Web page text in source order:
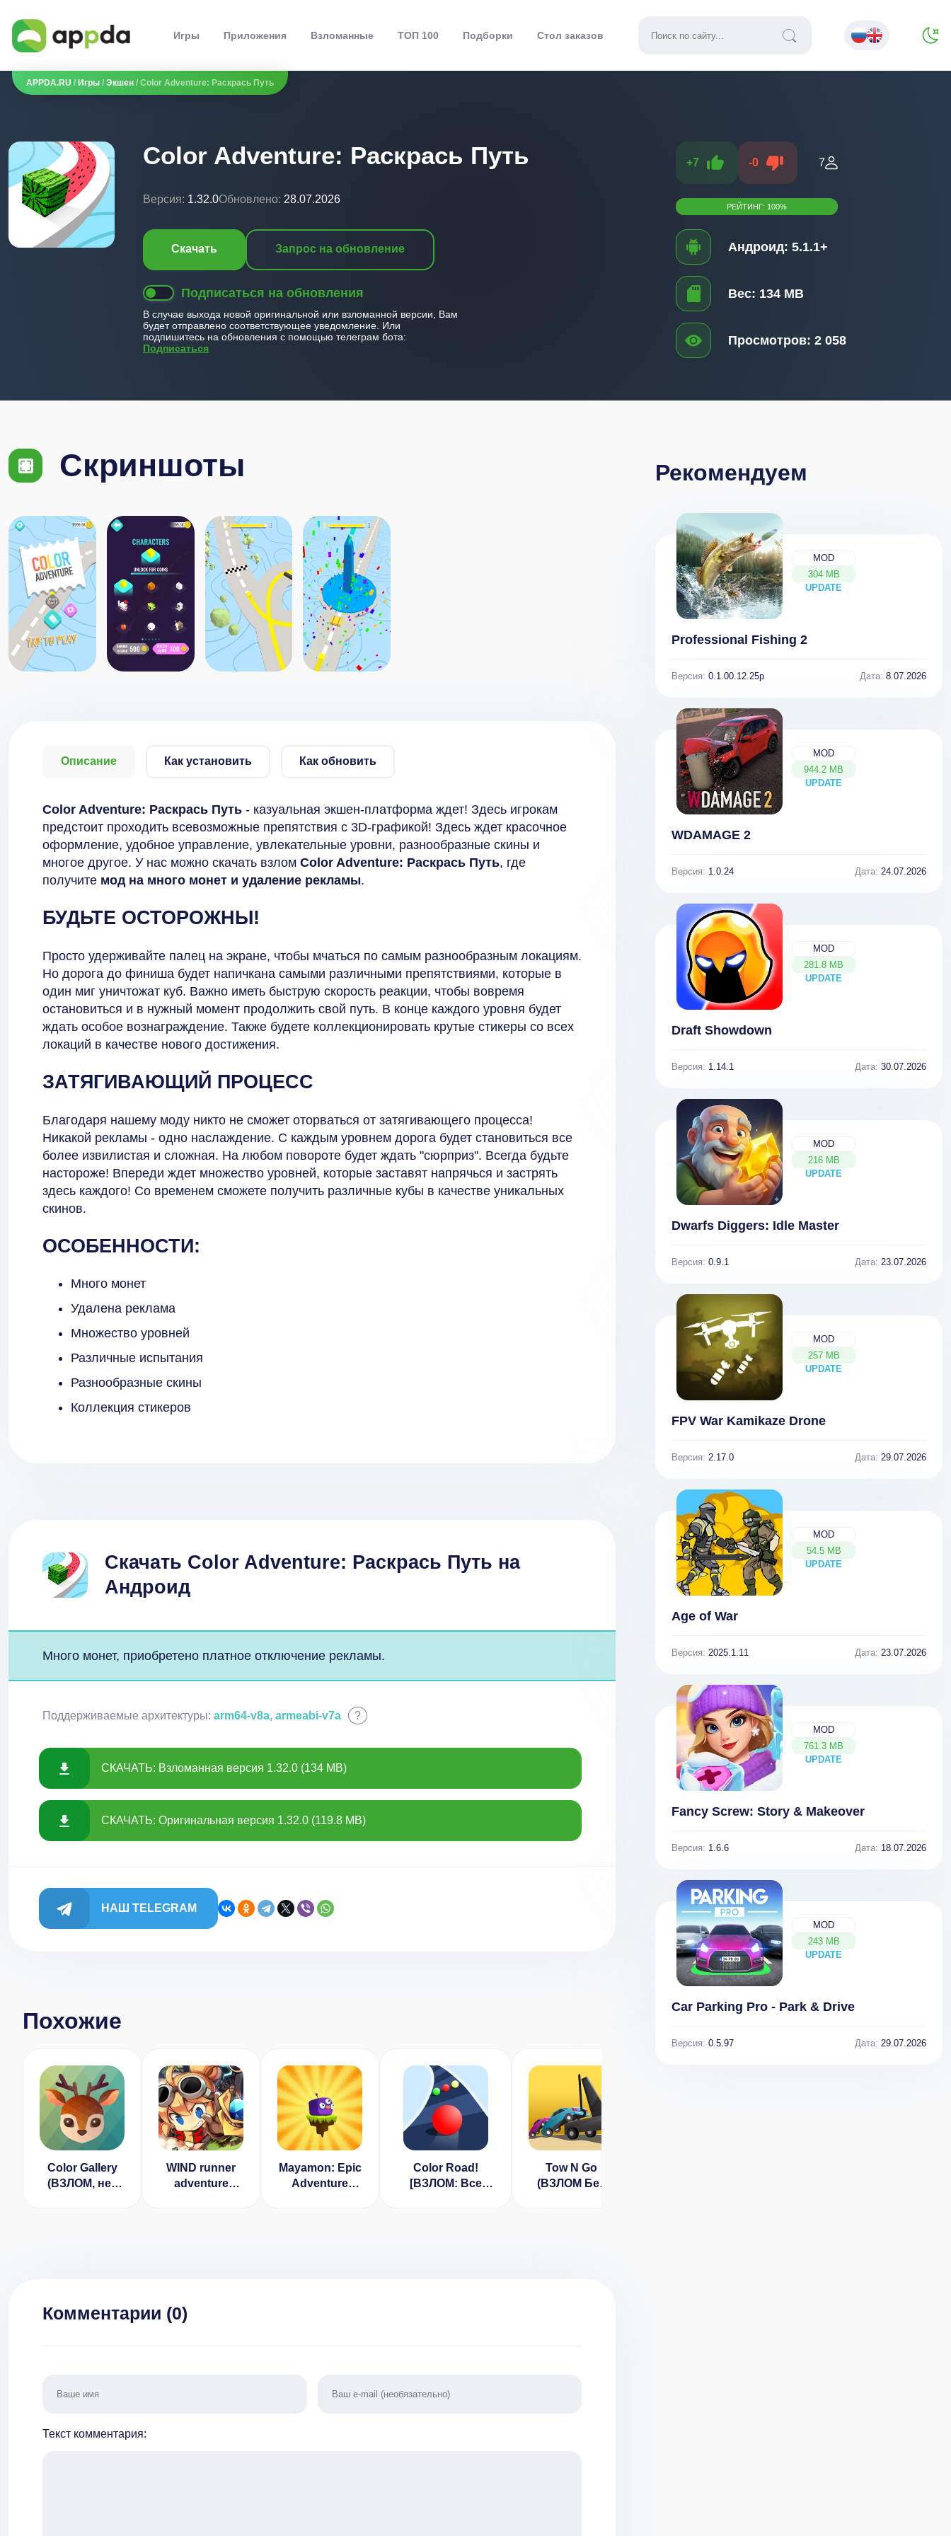
Игры Приложения Взломанные ТОП 100 Подборки Стол заказов
APPDA.RU / Игры / Экшен / Color Adventure: Раскрась Путь
Color Adventure: Раскрась Путь
Версия: 1.32.0Обновлено: 28.07.2026
Скачать Запрос на обновление
Подписаться на обновления
В случае выхода новой оригинальной или взломанной версии, Вам
будет отправлено соответствующее уведомление. Или
подпишитесь на обновления с помощью телеграм бота:
Подписаться
+7 -0 7
РЕЙТИНГ: 100%
Андроид: 5.1.1+
Вес: 134 MB
Просмотров: 2 058
Скриншоты
Описание Как установить Как обновить
Color Adventure: Раскрась Путь - казуальная экшен-платформа ждет! Здесь игрокам
предстоит проходить всевозможные препятствия с 3D-графикой! Здесь ждет красочное
оформление, удобное управление, увлекательные уровни, разнообразные скины и
многое другое. У нас можно скачать взлом Color Adventure: Раскрась Путь, где
получите мод на много монет и удаление рекламы.
БУДЬТЕ ОСТОРОЖНЫ!
Просто удерживайте палец на экране, чтобы мчаться по самым разнообразным локациям.
Но дорога до финиша будет напичкана самыми различными препятствиями, которые в
один миг уничтожат куб. Важно иметь быструю скорость реакции, чтобы вовремя
остановиться и в нужный момент продолжить свой путь. В конце каждого уровня будет
ждать особое вознаграждение. Также будете коллекционировать крутые стикеры со всех
локаций в качестве нового достижения.
ЗАТЯГИВАЮЩИЙ ПРОЦЕСС
Благодаря нашему моду никто не сможет оторваться от затягивающего процесса!
Никакой рекламы - одно наслаждение. С каждым уровнем дорога будет становиться все
более извилистая и сложная. На любом повороте будет ждать "сюрприз". Всегда будьте
настороже! Впереди ждет множество уровней, которые заставят напрячься и застрять
здесь каждого! Со временем сможете получить различные кубы в качестве уникальных
скинов.
ОСОБЕННОСТИ:
Много монет
Удалена реклама
Множество уровней
Различные испытания
Разнообразные скины
Коллекция стикеров
Скачать Color Adventure: Раскрась Путь на
Андроид
Много монет, приобретено платное отключение рекламы.
Поддерживаемые архитектуры: arm64-v8a, armeabi-v7a ?
СКАЧАТЬ: Взломанная версия 1.32.0 (134 MB)
СКАЧАТЬ: Оригинальная версия 1.32.0 (119.8 MB)
НАШ TELEGRAM
Похожие
Color Gallery
(ВЗЛОМ, нет
WIND runner
adventure
Mayamon: Epic
Adventure
Color Road!
[ВЗЛОМ: Все
Tow N Go
(ВЗЛОМ Без
Комментарии (0)
Текст комментария:
Рекомендуем
MOD
304 MB
UPDATE
NEW
Professional Fishing 2
Версия: 0.1.00.12.25p Дата: 8.07.2026
MOD
944.2 MB
UPDATE
NEW
WDAMAGE 2
Версия: 1.0.24 Дата: 24.07.2026
MOD
281.8 MB
UPDATE
NEW
Draft Showdown
Версия: 1.14.1 Дата: 30.07.2026
MOD
216 MB
UPDATE
NEW
Dwarfs Diggers: Idle Master
Версия: 0.9.1 Дата: 23.07.2026
MOD
257 MB
UPDATE
NEW
FPV War Kamikaze Drone
Версия: 2.17.0 Дата: 29.07.2026
MOD
54.5 MB
UPDATE
NEW
Age of War
Версия: 2025.1.11 Дата: 23.07.2026
MOD
761.3 MB
UPDATE
NEW
Fancy Screw: Story & Makeover
Версия: 1.6.6 Дата: 18.07.2026
MOD
243 MB
UPDATE
NEW
Car Parking Pro - Park & Drive
Версия: 0.5.97 Дата: 29.07.2026